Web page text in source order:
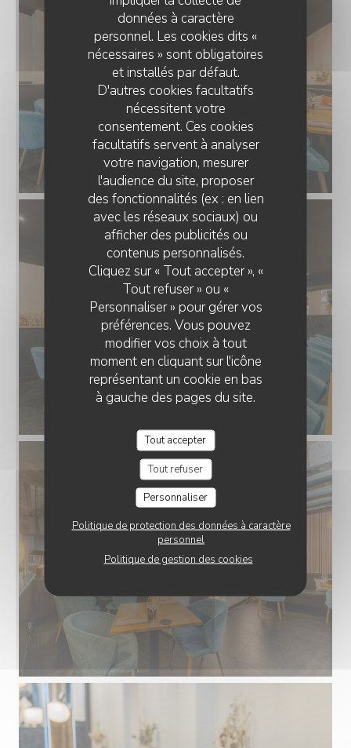
données à caractère
personnel. Les cookies dits «
nécessaires » sont obligatoires
et installés par défaut.
D'autres cookies facultatifs
nécessitent votre
consentement. Ces cookies
facultatifs servent à analyser
votre navigation, mesurer
l'audience du site, proposer
des fonctionnalités (ex : en lien
avec les réseaux sociaux) ou
afficher des publicités ou
contenus personnalisés.
Cliquez sur « Tout accepter », «
Tout refuser » ou «
Personnaliser » pour gérer vos
préférences. Vous pouvez
modifier vos choix à tout
moment en cliquant sur l'icône
représentant un cookie en bas
à gauche des pages du site.
Tout accepter
Tout refuser
Personnaliser
Politique de protection des données à caractère
personnel
Politique de gestion des cookies
RESTAURANT CLAIRE'MARAIS